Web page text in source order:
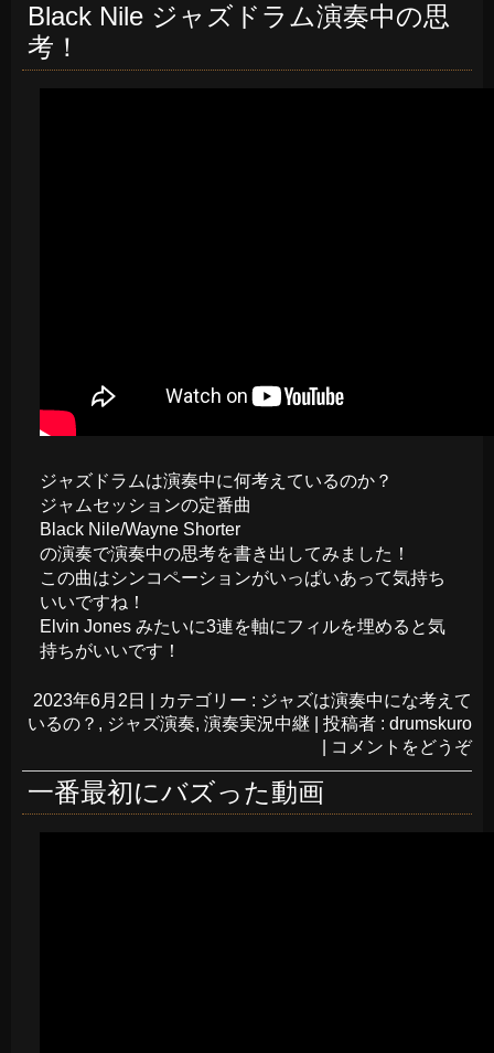
Black Nile ジャズドラム演奏中の思
考！
ジャズドラムは演奏中に何考えているのか？
ジャムセッションの定番曲
Black Nile/Wayne Shorter
の演奏で演奏中の思考を書き出してみました！
この曲はシンコペーションがいっぱいあって気持ち
いいですね！
Elvin Jones みたいに3連を軸にフィルを埋めると気
持ちがいいです！
2023年6月2日 カテゴリー : ジャズは演奏中にな考えて
いるの？ , ジャズ演奏, 演奏実況中継
投稿者 : drumskuro
コメントをどうぞ
一番最初にバズった動画